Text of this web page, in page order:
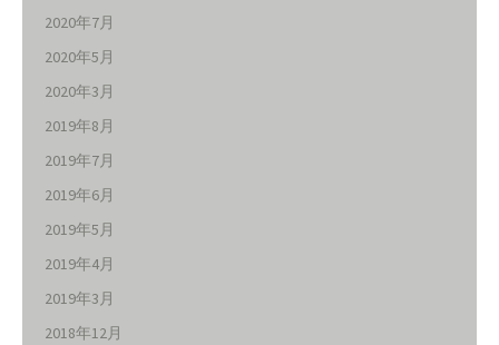
2020年7月
2020年5月
2020年3月
2019年8月
2019年7月
2019年6月
2019年5月
2019年4月
2019年3月
2018年12月